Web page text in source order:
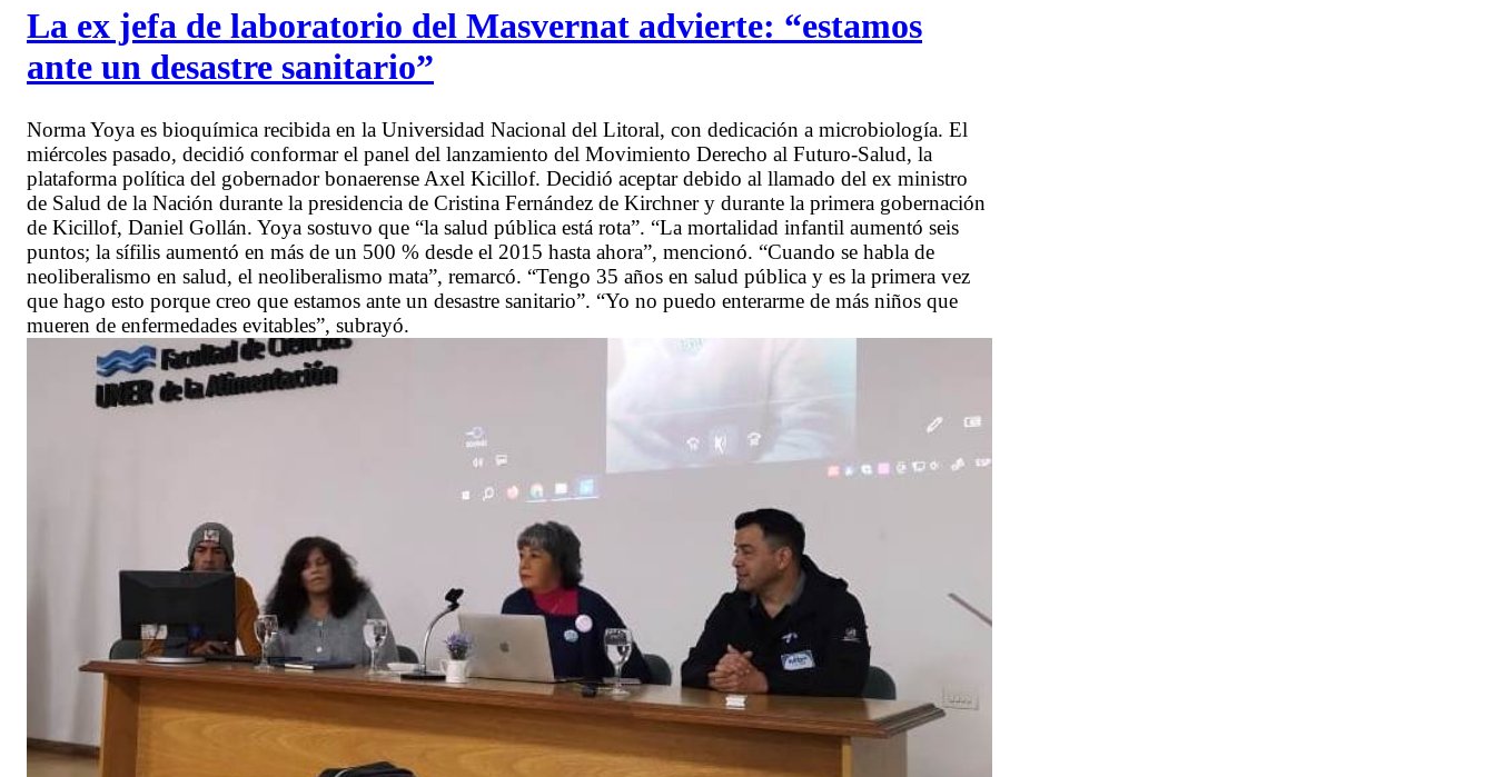
La ex jefa de laboratorio del Masvernat advierte: “estamos
ante un desastre sanitario”
Norma Yoya es bioquímica recibida en la Universidad Nacional del Litoral, con dedicación a microbiología. El
miércoles pasado, decidió conformar el panel del lanzamiento del Movimiento Derecho al Futuro-Salud, la
plataforma política del gobernador bonaerense Axel Kicillof. Decidió aceptar debido al llamado del ex ministro
de Salud de la Nación durante la presidencia de Cristina Fernández de Kirchner y durante la primera gobernación
de Kicillof, Daniel Gollán. Yoya sostuvo que “la salud pública está rota”. “La mortalidad infantil aumentó seis
puntos; la sífilis aumentó en más de un 500 % desde el 2015 hasta ahora”, mencionó. “Cuando se habla de
neoliberalismo en salud, el neoliberalismo mata”, remarcó. “Tengo 35 años en salud pública y es la primera vez
que hago esto porque creo que estamos ante un desastre sanitario”. “Yo no puedo enterarme de más niños que
mueren de enfermedades evitables”, subrayó.